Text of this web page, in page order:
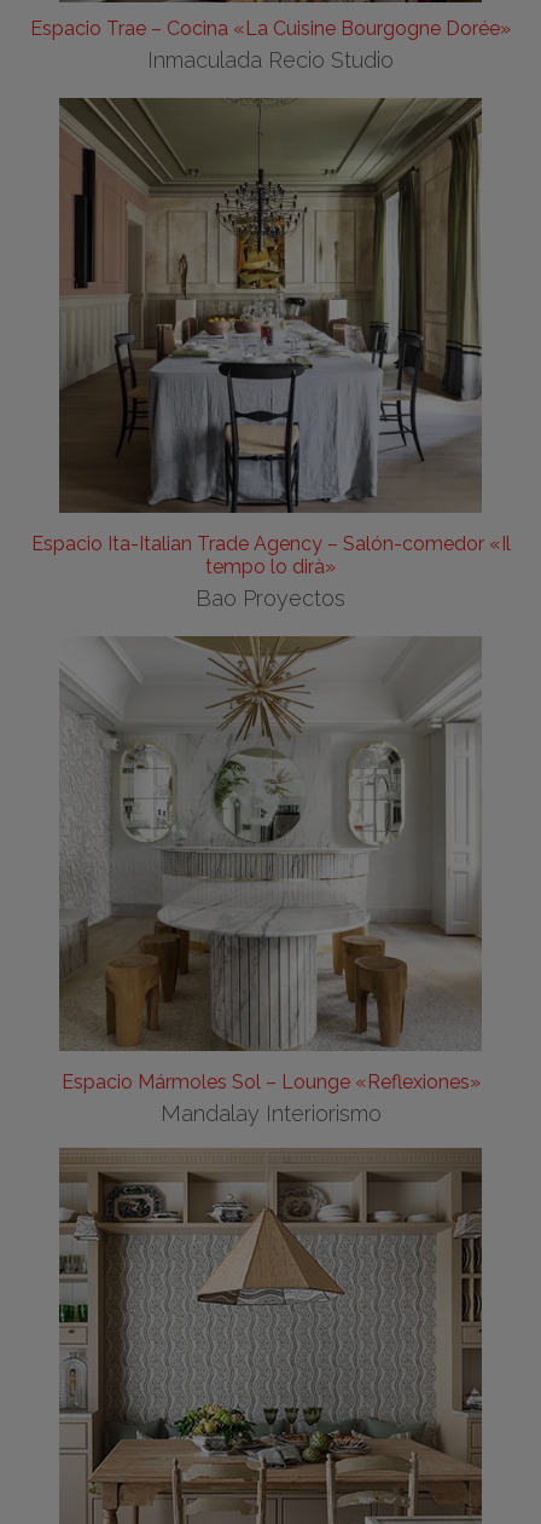
Espacio Trae – Cocina «La Cuisine Bourgogne Dorée»
Inmaculada Recio Studio
Espacio Ita-Italian Trade Agency – Salón-comedor «Il
tempo lo dirà»
Bao Proyectos
Espacio Mármoles Sol – Lounge «Reflexiones»
Mandalay Interiorismo